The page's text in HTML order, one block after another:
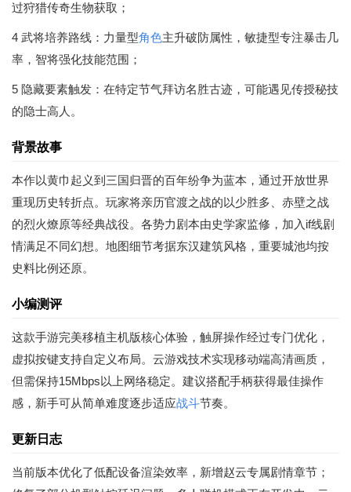
过狩猎传奇生物获取；
4 武将培养路线：力量型角色主升破防属性，敏捷型专注暴击几
率，智将强化技能范围；
5 隐藏要素触发：在特定节气拜访名胜古迹，可能遇见传授秘技
的隐士高人。
背景故事
本作以黄巾起义到三国归晋的百年纷争为蓝本，通过开放世界
重现历史转折点。玩家将亲历官渡之战的以少胜多、赤壁之战
的烈火燎原等经典战役。各势力剧本由史学家监修，加入if线剧
情满足不同幻想。地图细节考据东汉建筑风格，重要城池均按
史料比例还原。
小编测评
这款手游完美移植主机版核心体验，触屏操作经过专门优化，
虚拟按键支持自定义布局。云游戏技术实现移动端高清画质，
但需保持15Mbps以上网络稳定。建议搭配手柄获得最佳操作
感，新手可从简单难度逐步适应战斗节奏。
更新日志
当前版本优化了低配设备渲染效率，新增赵云专属剧情章节；